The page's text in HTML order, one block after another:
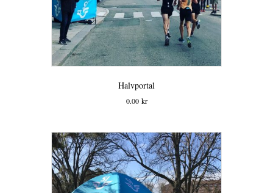
Halvportal
0.00 kr